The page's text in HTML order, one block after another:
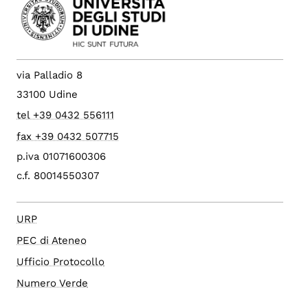
via Palladio 8
33100 Udine
tel +39 0432 556111
fax +39 0432 507715
p.iva 01071600306
c.f. 80014550307
URP
PEC di Ateneo
Ufficio Protocollo
Numero Verde